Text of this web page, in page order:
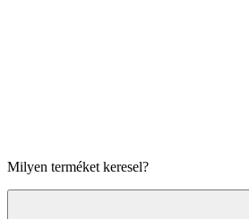
Milyen terméket keresel?